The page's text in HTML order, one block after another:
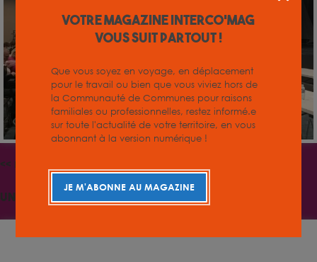
<< Précédent
Une carte interactive pour trier vos déchets?
Votre magazine INTERCO'MAG
vous suit partout !
Que vous soyez en voyage, en déplacement
pour le travail ou bien que vous viviez hors de
la Communauté de Communes pour raisons
familiales ou professionnelles, restez informé.e
sur toute l'actualité de votre territoire, en vous
abonnant à la version numérique !
JE M'ABONNE AU MAGAZINE